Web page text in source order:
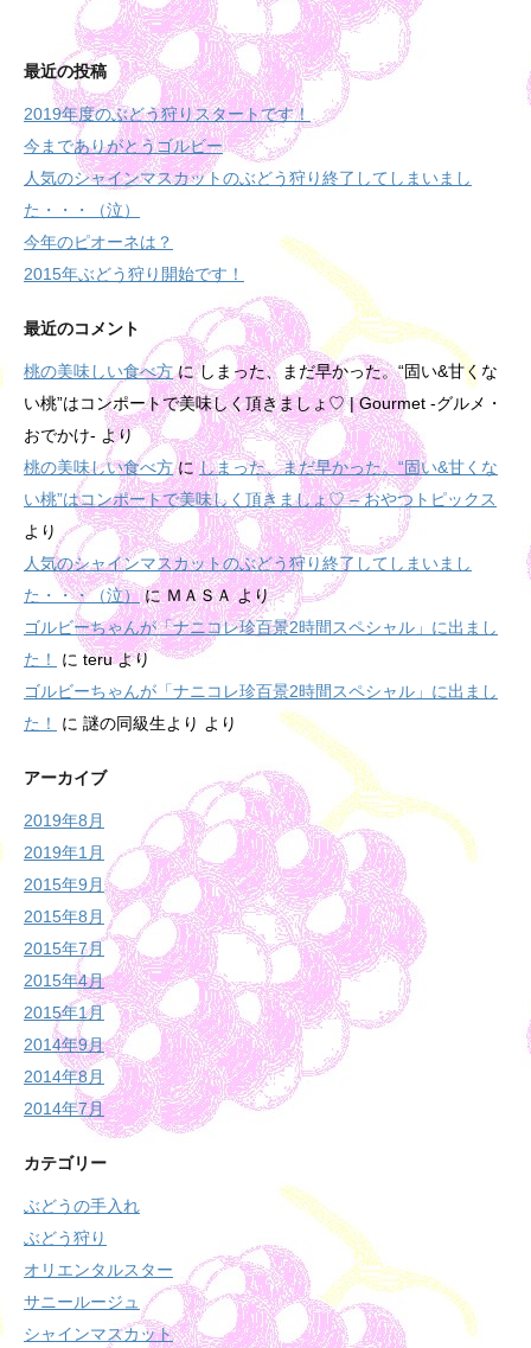
最近の投稿
2019年度のぶどう狩りスタートです！
今までありがとうゴルビー
人気のシャインマスカットのぶどう狩り終了してしまいまし
た・・・（泣）
今年のピオーネは？
2015年ぶどう狩り開始です！
最近のコメント
桃の美味しい食べ方にしまった、まだ早かった。“固い&甘くな
い桃”はコンポートで美味しく頂きましょ♡ | Gourmet -グルメ・
おでかけ- より
桃の美味しい食べ方にしまった、まだ早かった。“固い&甘くな
い桃”はコンポートで美味しく頂きましょ♡ – おやつトピックス
より
人気のシャインマスカットのぶどう狩り終了してしまいまし
た・・・（泣）にＭＡＳＡより
ゴルビーちゃんが「ナニコレ珍百景2時間スペシャル」に出まし
た！
に teruより
ゴルビーちゃんが「ナニコレ珍百景2時間スペシャル」に出まし
た！
に 謎の同級生より より
アーカイブ
2019年8月
2019年1月
2015年9月
2015年8月
2015年7月
2015年4月
2015年1月
2014年9月
2014年8月
2014年7月
カテゴリー
ぶどうの手入れ
ぶどう狩り
オリエンタルスター
サニールージュ
シャインマスカット